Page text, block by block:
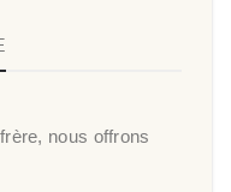
nous offrons